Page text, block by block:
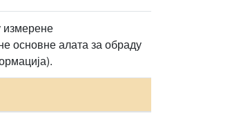
измерене
основне алата за обраду